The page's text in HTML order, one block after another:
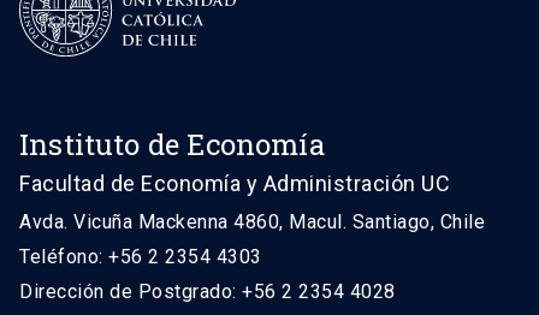
Instituto de Economía
Facultad de Economía y Administración UC
Avda. Vicuña Mackenna 4860, Macul. Santiago, Chile
Teléfono: +56 2 2354 4303
Dirección de Postgrado: +56 2 2354 4028